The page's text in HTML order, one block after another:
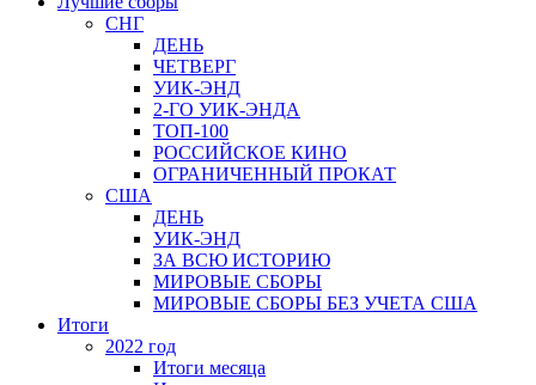
СНГ
ДЕНЬ
ЧЕТВЕРГ
УИК-ЭНД
2-ГО УИК-ЭНДА
ТОП-100
РОССИЙСКОЕ КИНО
ОГРАНИЧЕННЫЙ ПРОКАТ
США
ДЕНЬ
УИК-ЭНД
ЗА ВСЮ ИСТОРИЮ
МИРОВЫЕ СБОРЫ
МИРОВЫЕ СБОРЫ БЕЗ УЧЕТА США
Итоги
2022 год
Итоги месяца